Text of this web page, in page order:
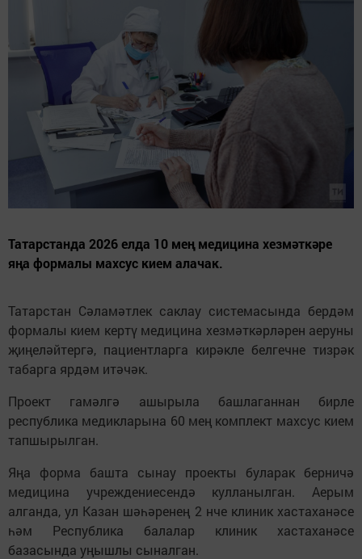
Татарстанда 2026 елда 10 мең медицина хезмәткәре
яңа формалы махсус кием алачак.
Татарстан Сәламәтлек саклау системасында бердәм
формалы кием кертү медицина хезмәткәрләрен аеруны
җиңеләйтергә, пациентларга кирәкле белгечне тизрәк
табарга ярдәм итәчәк.
Проект гамәлгә ашырыла башлаганнан бирле
республика медикларына 60 мең комплект махсус кием
тапшырылган.
Яңа форма башта сынау проекты буларак берничә
медицина учреждениесендә кулланылган. Аерым
алганда, ул Казан шәһәренең 2 нче клиник хастаханәсе
һәм Республика балалар клиник хастаханәсе
базасында уңышлы сыналган.